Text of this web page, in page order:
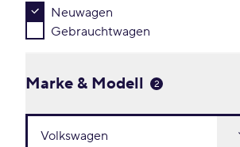
Neuwagen
Gebrauchtwagen
Marke & Modell 2